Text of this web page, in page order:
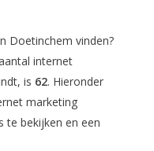
Doetinchem vinden?
internet
is 62. Hieronder
marketing
te bekijken en een